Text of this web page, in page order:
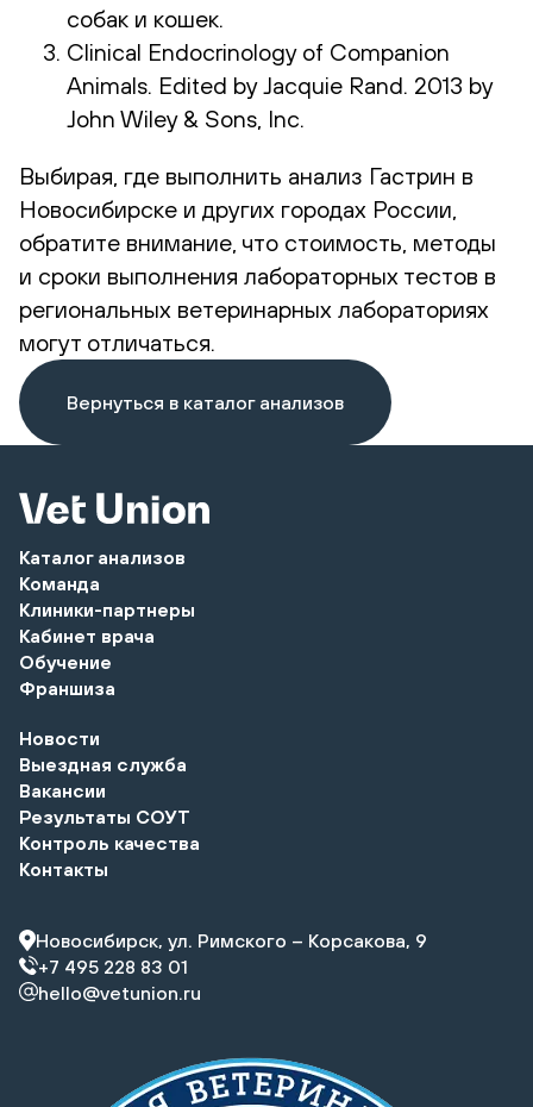
собак и кошек.
Clinical Endocrinology of Companion
Animals. Edited by Jacquie Rand. 2013 by
John Wiley & Sons, Inc.
Выбирая, где выполнить анализ Гастрин в
Новосибирске и других городах России,
обратите внимание, что стоимость, методы
и сроки выполнения лабораторных тестов в
региональных ветеринарных лабораториях
могут отличаться.
Вернуться в каталог анализов
Каталог анализов
Команда
Клиники-партнеры
Кабинет врача
Обучение
Франшиза
Новости
Выездная служба
Вакансии
Результаты СОУТ
Контроль качества
Контакты
Новосибирск, ул. Римского – Корсакова, 9
+7 495 228 83 01
hello@vetunion.ru